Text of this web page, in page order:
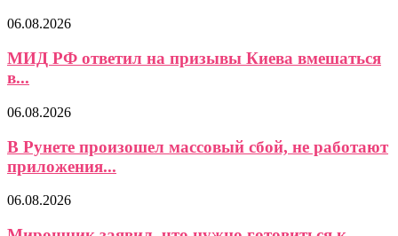
06.08.2026
МИД РФ ответил на призывы Киева вмешаться
в...
06.08.2026
В Рунете произошел массовый сбой, не работают
приложения...
06.08.2026